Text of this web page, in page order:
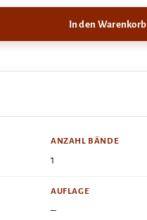
In den Warenkorb
ANZAHL BÄNDE
1
AUFLAGE
–